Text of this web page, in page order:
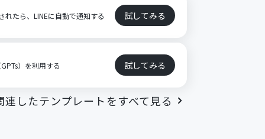
たら、LINEに自動で通知する 試してみる
）を利用する 試してみる
連したテンプレートをすべて見る